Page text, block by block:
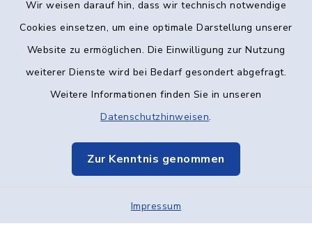
Wir weisen darauf hin, dass wir technisch notwendige
Cookies einsetzen, um eine optimale Darstellung unserer
Website zu ermöglichen. Die Einwilligung zur Nutzung
weiterer Dienste wird bei Bedarf gesondert abgefragt.
Weitere Informationen finden Sie in unseren
Datenschutzhinweisen.
Zur Kenntnis genommen
Impressum
Kontakt
Datenschutz
Elektronische Kommunikation
Sitemap